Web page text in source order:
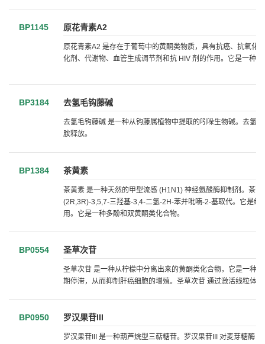
BP1145 原花青素A2
原花青素A2 是存在于葡萄中的黄酮类物质，具有抗癌、抗氧化
化剂、代谢物、血管生成调节剂和抗 HIV 剂的作用。它是一种
BP3184 去氢毛钩藤碱
去氢毛钩藤碱 是一种从钩藤属植物中提取的吲哚生物碱。去氢
胺释放。
BP1384 茶黄素
茶黄素 是一种天然的甲型流感 (H1N1) 神经氨酸酶抑制剂。茶
(2R,3R)-3,5,7-三羟基-3,4-二氢-2H-苯并吡喃-2-基取代。它是
用。它是一种多酚和双黄酮类化合物。
BP0554 圣草次苷
圣草次苷 是一种从柠檬中分离出来的黄酮类化合物，它是一种
期停滞，从而抑制肝癌细胞的增殖。圣草次苷 通过激活线粒体
BP0950 罗汉果苷III
罗汉果苷III 是一种葫芦烷型三萜糖苷。罗汉果苷III 对麦芽糖酶